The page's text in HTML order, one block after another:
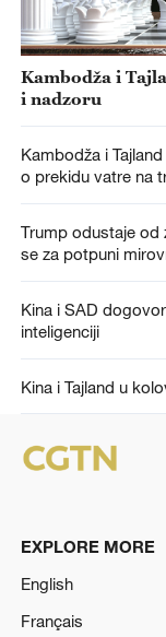
Kambodža i
i nadzoru
Kambodža i
o prekidu vatre na
Trump odustaje od
se za potpuni
Kina i SAD
inteligenciji
Kina i Tajland u
EXPLORE MORE
English
Français